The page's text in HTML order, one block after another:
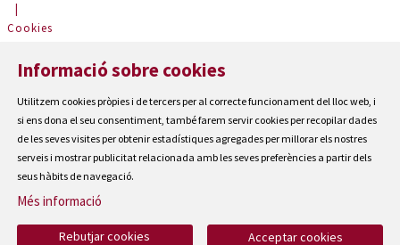
|
Cookies
Contactar
Accessibilitat
Informació sobre cookies
Utilitzem cookies pròpies i de tercers per al correcte funcionament del lloc web, i
si ens dona el seu consentiment, també farem servir cookies per recopilar dades
de les seves visites per obtenir estadístiques agregades per millorar els nostres
serveis i mostrar publicitat relacionada amb les seves preferències a partir dels
seus hàbits de navegació.
Més informació
Acceptar cookies
Rebutjar cookies